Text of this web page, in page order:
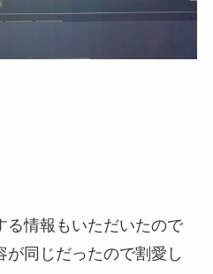
る情報もいただいたので
同じだったので割愛し